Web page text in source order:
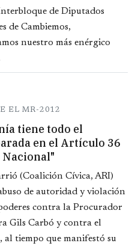
de Diputados
de Cambiemos,
nuestro más enérgico
EL MR-2012
tiene todo el
en el Artículo 36
(Coalición Cívica, ARI)
de autoridad y violación
contra la Procurador
Gils Carbó y contra el
tiempo que manifestó su